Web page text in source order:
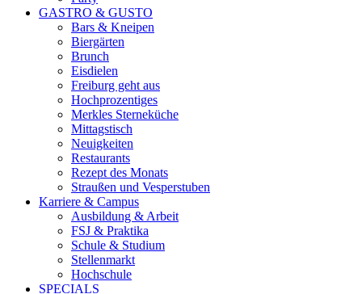
GASTRO & GUSTO
Bars & Kneipen
Biergärten
Brunch
Eisdielen
Freiburg geht aus
Hochprozentiges
Merkles Sterneküche
Mittagstisch
Neuigkeiten
Restaurants
Rezept des Monats
Straußen und Vesperstuben
Karriere & Campus
Ausbildung & Arbeit
FSJ & Praktika
Schule & Studium
Stellenmarkt
Hochschule
SPECIALS